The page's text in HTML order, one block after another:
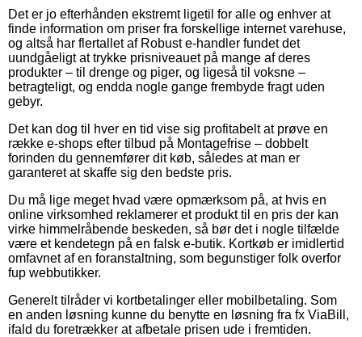
Det er jo efterhånden ekstremt ligetil for alle og enhver at
finde information om priser fra forskellige internet varehuse,
og altså har flertallet af Robust e-handler fundet det
uundgåeligt at trykke prisniveauet på mange af deres
produkter – til drenge og piger, og ligeså til voksne –
betragteligt, og endda nogle gange frembyde fragt uden
gebyr.
Det kan dog til hver en tid vise sig profitabelt at prøve en
række e-shops efter tilbud på Montagefrise – dobbelt
forinden du gennemfører dit køb, således at man er
garanteret at skaffe sig den bedste pris.
Du må lige meget hvad være opmærksom på, at hvis en
online virksomhed reklamerer et produkt til en pris der kan
virke himmelråbende beskeden, så bør det i nogle tilfælde
være et kendetegn på en falsk e-butik. Kortkøb er imidlertid
omfavnet af en foranstaltning, som begunstiger folk overfor
fup webbutikker.
Generelt tilråder vi kortbetalinger eller mobilbetaling. Som
en anden løsning kunne du benytte en løsning fra fx ViaBill,
ifald du foretrækker at afbetale prisen ude i fremtiden.